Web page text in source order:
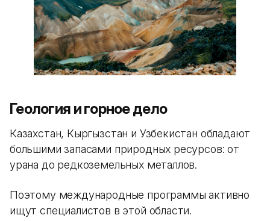
Геология и горное дело
Казахстан, Кыргызстан и Узбекистан обладают
большими запасами природных ресурсов: от
урана до редкоземельных металлов.
Поэтому международные программы активно
ищут специалистов в этой области.